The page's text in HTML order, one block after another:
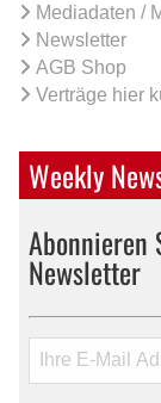
Mediadaten /
Newsletter
AGB Shop
Verträge hier
Weekly
Abonnieren
Newsletter